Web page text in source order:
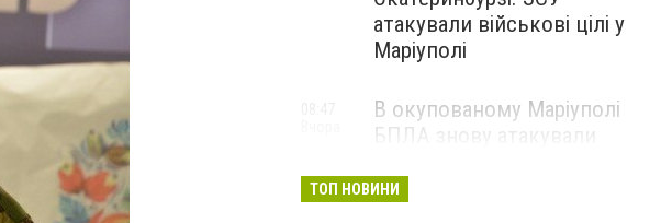
атакували військові цілі у
Маріуполі
В окупованому Маріуполі
БПЛА знову атакували
— ВІДЕО
ТОП НОВИНИ